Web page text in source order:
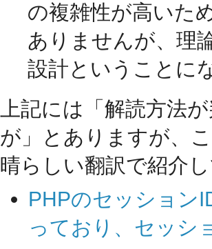
の複雑性が高いた
ありませんが、理
設計ということに
上記には「解読方法
が」とありますが、
晴らしい翻訳で紹介
PHPのセッション
っており、セッシ